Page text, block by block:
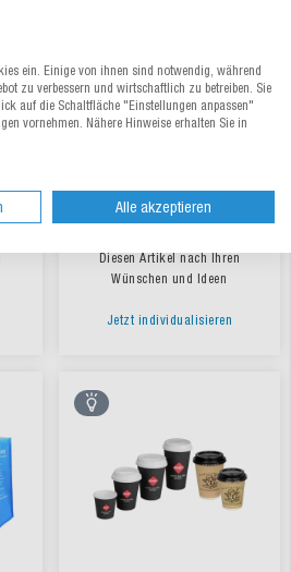
bedrucken
Diesen Artikel nach Ihren
Wünschen und Ideen
Jetzt individualisieren
ein. Einige von ihnen sind notwendig, während
zu verbessern und wirtschaftlich zu betreiben. Sie
auf die Schaltfläche "Einstellungen anpassen"
vornehmen. Nähere Hinweise erhalten Sie in
Alle akzeptieren